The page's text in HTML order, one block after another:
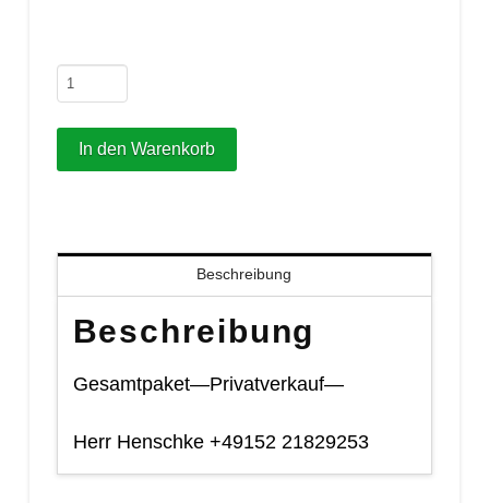
Genesis
Vliesfilters
Menge
In den Warenkorb
Beschreibung
Beschreibung
Gesamtpaket—Privatverkauf—
Herr Henschke +49152 21829253